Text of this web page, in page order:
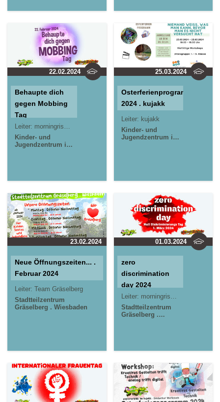
22.02.2024
Behaupte dich
gegen Mobbing
Tag
Leiter: morningrise* . jOrn
Kinder- und
Jugendzentrum in
Wiesbaden
25.03.2024
Osterferienprogramm
2024 . kujakk
Leiter: kujakk
Kinder- und
Jugendzentrum in
23.02.2024
Neue Öffnungszeiten... .
Februar 2024
Leiter: Team Gräselberg
Stadtteilzentrum
Gräselberg . Wiesbaden
01.03.2024
zero
discrimination
day 2024
Leiter: morningrise* . jOrn
Stadtteilzentrum
Gräselberg .
Kastel . kujakk